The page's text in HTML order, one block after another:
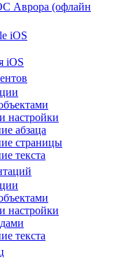
Аврора (офлайн
iOS
iOS
настройки
абзаца
страницы
текста
настройки
текста